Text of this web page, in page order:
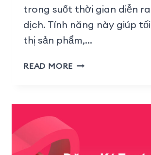
trong suốt thời gian diễn
dịch. Tính năng này giúp
thị sản phẩm,…
READ MORE